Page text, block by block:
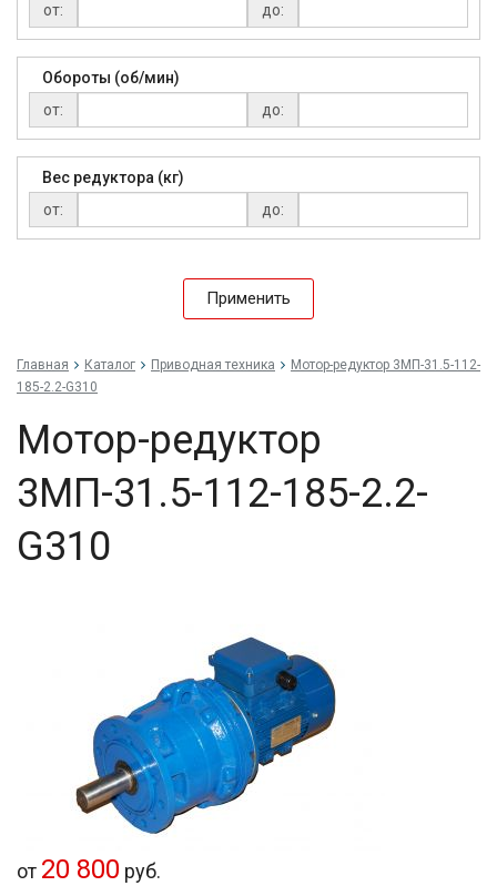
от:
до:
Обороты (об/мин)
от:
до:
Вес редуктора (кг)
от:
до:
Применить
Главная Каталог Приводная техника
Мо­тор-ре­дук­тор 3МП-31.5-112-
185-2.2-G310
Мо­тор-ре­дук­тор
3МП-31.5-112-185-2.2-
G310
от 20 800 руб.